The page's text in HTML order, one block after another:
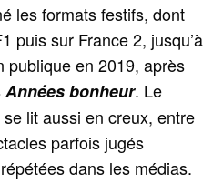
les formats festifs, dont
puis sur France 2, jusqu’à
publique en 2019, après
Années bonheur. Le
lit aussi en creux, entre
parfois jugés
dans les médias.